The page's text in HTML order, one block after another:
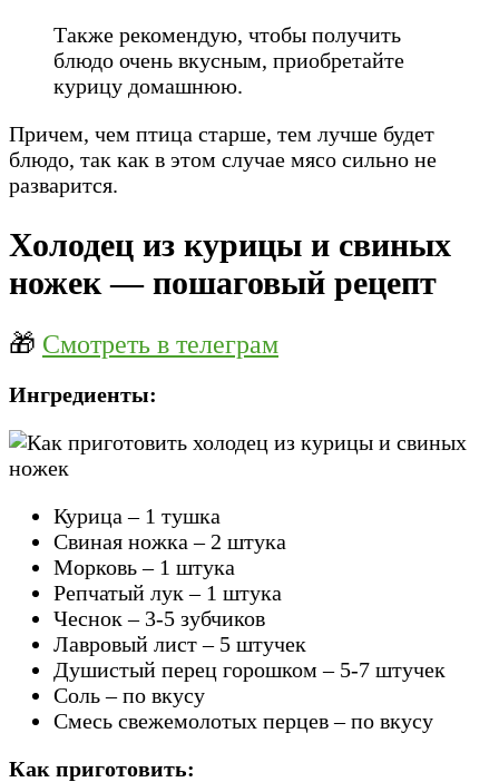
Также рекомендую, чтобы получить
блюдо очень вкусным, приобретайте
курицу домашнюю.
Причем, чем птица старше, тем лучше будет
блюдо, так как в этом случае мясо сильно не
разварится.
Холодец из курицы и свиных
ножек — пошаговый рецепт
🎁 Смотреть в телеграм
Ингредиенты:
Курица – 1 тушка
Свиная ножка – 2 штука
Морковь – 1 штука
Репчатый лук – 1 штука
Чеснок – 3-5 зубчиков
Лавровый лист – 5 штучек
Душистый перец горошком – 5-7 штучек
Соль – по вкусу
Смесь свежемолотых перцев – по вкусу
Как приготовить: